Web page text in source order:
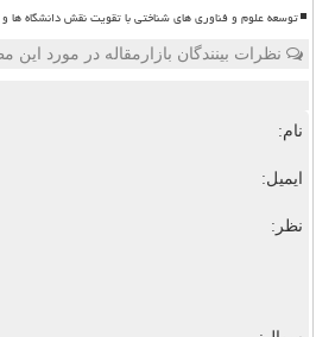
توسعه علوم و فناوری های شناختی با تقویت نقش دانشگاه ها
نظرات بینندگان بازارمقاله در مورد این
نام:
ایمیل:
نظر: